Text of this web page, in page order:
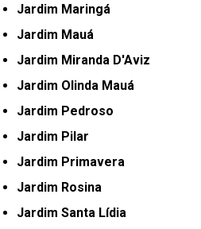
Jardim Maringá
Jardim Mauá
Jardim Miranda D'Aviz
Jardim Olinda Mauá
Jardim Pedroso
Jardim Pilar
Jardim Primavera
Jardim Rosina
Jardim Santa Lídia